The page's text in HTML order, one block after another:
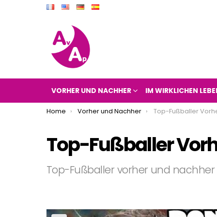
VORHER UND NACHHER IM WIRKLICHEN
You are here:
Home Vorher und Nachher Top-Fußballer Vorher
Top-Fußballer
Top-Fußballer vorher und nachher